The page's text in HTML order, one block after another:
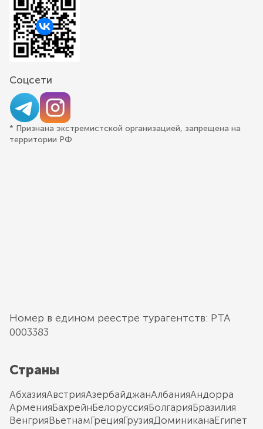
Соцсети
* Признана экстремистской организацией, запрещена на
территории РФ
Номер в едином реестре турагентств: РТА
0003383
Страны
АбхазияАвстрияАзербайджанАлбанияАндорра
АрменияБахрейнБелоруссияБолгарияБразилия
ВенгрияВьетнамГрецияГрузияДоминиканаЕгипет